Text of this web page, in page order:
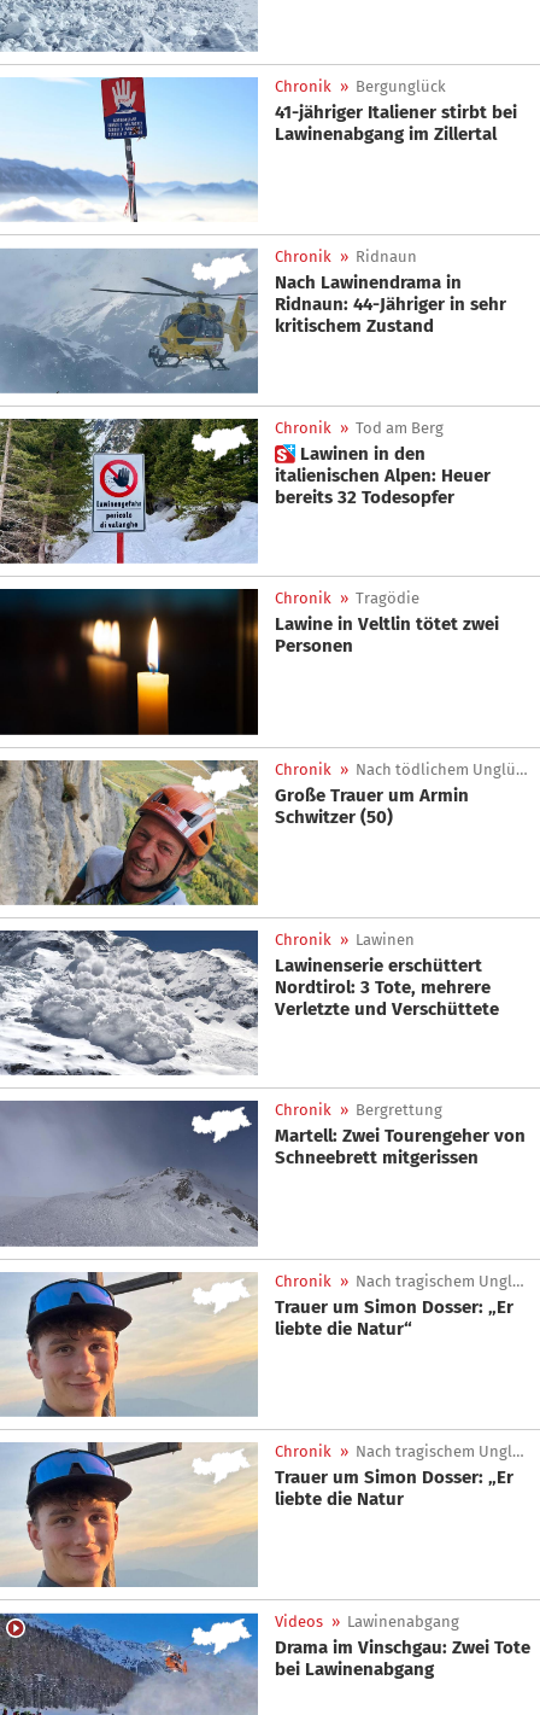
Chronik » Bergunglück
41-jähriger Italiener stirbt bei
Lawinenabgang im Zillertal
Chronik » Ridnaun
Nach Lawinendrama in
Ridnaun: 44-Jähriger in sehr
kritischem Zustand
Chronik » Tod am Berg
 Lawinen in den
italienischen Alpen: Heuer
bereits 32 Todesopfer
Chronik » Tragödie
Lawine in Veltlin tötet zwei
Personen
Chronik » Nach tödlichem Unglück
Große Trauer um Armin
Schwitzer (50)
Chronik » Lawinen
Lawinenserie erschüttert
Nordtirol: 3 Tote, mehrere
Verletzte und Verschüttete
Chronik » Bergrettung
Martell: Zwei Tourengeher von
Schneebrett mitgerissen
Chronik » Nach tragischem Unglück
Trauer um Simon Dosser: „Er
liebte die Natur“
Chronik » Nach tragischem Unglück
Trauer um Simon Dosser: „Er
liebte die Natur
Videos » Lawinenabgang
Drama im Vinschgau: Zwei Tote
bei Lawinenabgang